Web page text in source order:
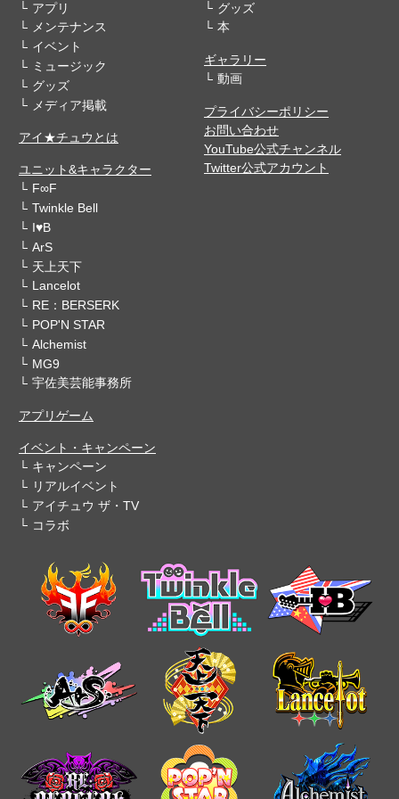
アプリ
メンテナンス
イベント
ミュージック
グッズ
メディア掲載
アイ★チュウとは
ユニット&キャラクター
F∞F
Twinkle Bell
I♥B
ArS
天上天下
Lancelot
RE：BERSERK
POP'N STAR
Alchemist
MG9
宇佐美芸能事務所
アプリゲーム
イベント・キャンペーン
キャンペーン
リアルイベント
アイチュウ ザ・TV
コラボ
グッズ
本
ギャラリー
動画
プライバシーポリシー
お問い合わせ
YouTube公式チャンネル
Twitter公式アカウント